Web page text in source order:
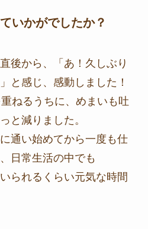
いかがでしたか？
後から、「あ！久しぶり
と感じ、感動しました！
ねるうちに、めまいも吐
と減りました。
通い始めてから一度も仕
日常生活の中でも
られるくらい元気な時間